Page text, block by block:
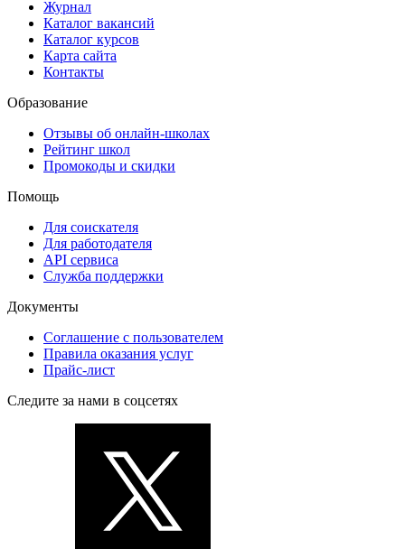
Журнал
Каталог вакансий
Каталог курсов
Карта сайта
Контакты
Образование
Отзывы об онлайн-школах
Рейтинг школ
Промокоды и скидки
Помощь
Для соискателя
Для работодателя
API сервиса
Служба поддержки
Документы
Соглашение с пользователем
Правила оказания услуг
Прайс-лист
Следите за нами в соцсетях